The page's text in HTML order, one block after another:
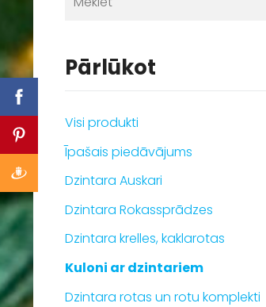
Pārlūkot
Visi produkti
Īpašais piedāvājums
Dzintara Auskari
Dzintara Rokassprādzes
Dzintara krelles, kaklarotas
Kuloni ar dzintariem
Dzintara rotas un rotu komplekti